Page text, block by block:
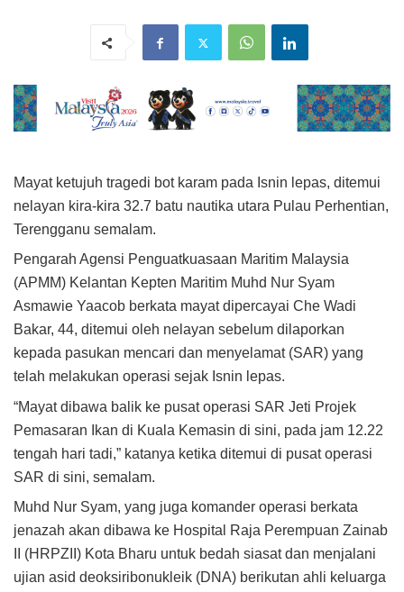
Mayat ketujuh tragedi bot karam pada Isnin lepas, ditemui
nelayan kira-kira 32.7 batu nautika utara Pulau Perhentian,
Terengganu semalam.
Pengarah Agensi Penguatkuasaan Maritim Malaysia
(APMM) Kelantan Kepten Maritim Muhd Nur Syam
Asmawie Yaacob berkata mayat dipercayai Che Wadi
Bakar, 44, ditemui oleh nelayan sebelum dilaporkan
kepada pasukan mencari dan menyelamat (SAR) yang
telah melakukan operasi sejak Isnin lepas.
“Mayat dibawa balik ke pusat operasi SAR Jeti Projek
Pemasaran Ikan di Kuala Kemasin di sini, pada jam 12.22
tengah hari tadi,” katanya ketika ditemui di pusat operasi
SAR di sini, semalam.
Muhd Nur Syam, yang juga komander operasi berkata
jenazah akan dibawa ke Hospital Raja Perempuan Zainab
II (HRPZII) Kota Bharu untuk bedah siasat dan menjalani
ujian asid deoksiribonukleik (DNA) berikutan ahli keluarga